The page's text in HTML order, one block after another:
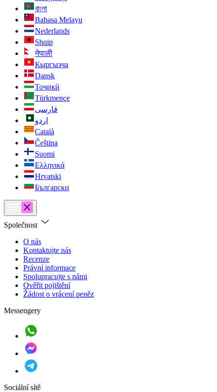
বাংলা
Bahasa Melayu
Nederlands
Shqip
नेपाली
Кыргызча
Dansk
Тоҷикӣ
Türkmençe
فارسی
اردو
Català
Čeština
Suomi
Ελληνικά
Hrvatski
Български
Společnost
O nás
Kontaktujte nás
Recenze
Právní informace
Spolupracujte s námi
Ověřit pojištění
Žádost o vrácení peněz
Messengery
Sociální sítě